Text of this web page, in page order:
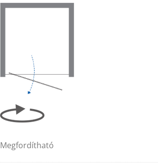
Megfordítható